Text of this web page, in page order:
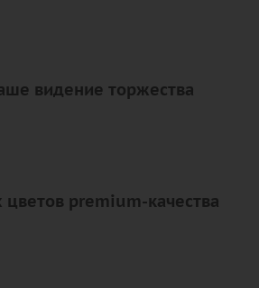
видение торжества
premium-качества